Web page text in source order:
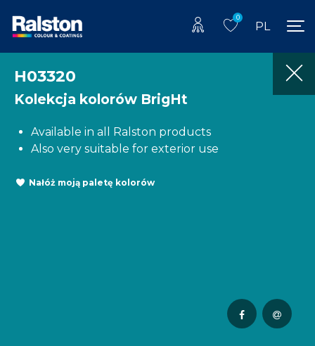
0
PL
H03320
Kolekcja kolorów BrigHt
Available in all Ralston products
Also very suitable for exterior use
Nałóż moją paletę kolorów